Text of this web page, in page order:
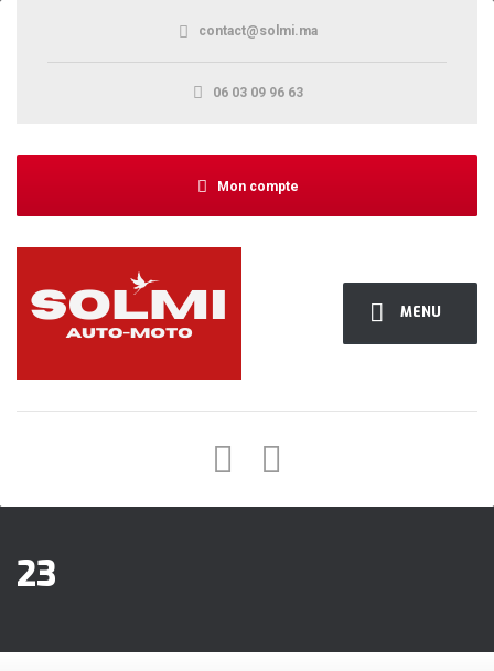
MENU
contact@solmi.ma
06 03 09 96 63
Mon compte
23